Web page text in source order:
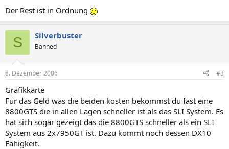
Der Rest ist in Ordnung
S Silverbuster
Banned
8. Dezember 2006 #3
Grafikkarte
Für das Geld was die beiden kosten bekommst du fast eine
8800GTS die in allen Lagen schneller ist als das SLI System. Es
hat sich sogar gezeigt das die 8800GTS schneller als ein SLI
System aus 2x7950GT ist. Dazu kommt noch dessen DX10
Fähigkeit.